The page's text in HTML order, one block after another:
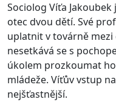
Sociolog Víťa
otec dvou dětí. Své
uplatnit v továrně
nesetkává se s
úkolem prozkoumat
mládeže. Víťův vstup
nejšťastnější.